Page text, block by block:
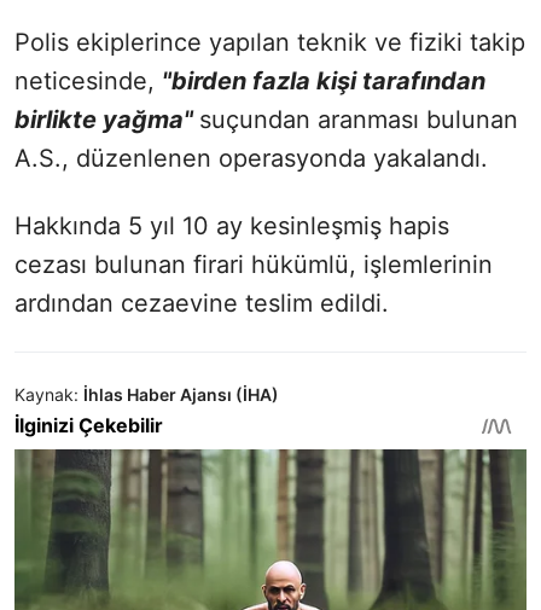
Polis ekiplerince yapılan teknik ve fiziki takip
neticesinde, "birden fazla kişi tarafından
birlikte yağma" suçundan aranması bulunan
A.S., düzenlenen operasyonda yakalandı.
Hakkında 5 yıl 10 ay kesinleşmiş hapis
cezası bulunan firari hükümlü, işlemlerinin
ardından cezaevine teslim edildi.
Kaynak: İhlas Haber Ajansı (İHA)